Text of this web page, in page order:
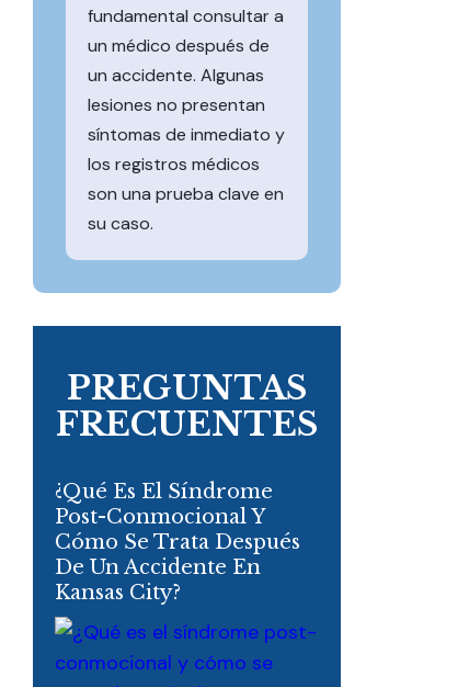
fundamental consultar a
un médico después de
un accidente. Algunas
lesiones no presentan
síntomas de inmediato y
los registros médicos
son una prueba clave en
su caso.
PREGUNTAS
FRECUENTES
¿Qué Es El Síndrome
Post-Conmocional Y
Cómo Se Trata Después
De Un Accidente En
Kansas City?